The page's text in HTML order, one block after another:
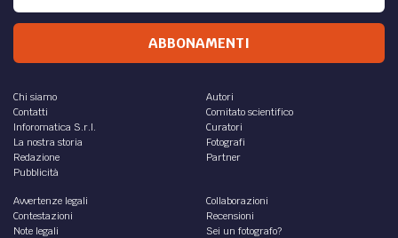
ABBONAMENTI
Chi siamo
Contatti
Inforomatica S.r.l.
La nostra storia
Redazione
Pubblicità
Autori
Comitato scientifico
Curatori
Fotografi
Partner
Avvertenze legali
Contestazioni
Note legali
Collaborazioni
Recensioni
Sei un fotografo?